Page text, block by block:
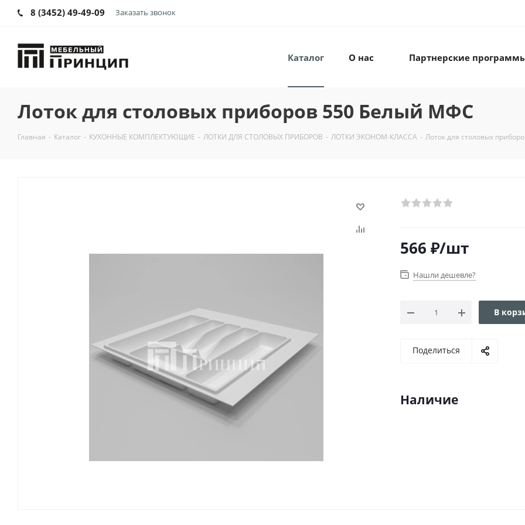
8 (3452) 49-49-09 Заказать звонок
Каталог О нас Партнерские
Лоток для столовых приборов 550 Белый МФС
Главная - Каталог - КУХОННЫЕ КОМПЛЕКТУЮЩИЕ - ЛОТКИ ДЛЯ СТОЛОВЫХ ПРИБОРОВ - ЛОТКИ ЭКОНОМ-КЛАССА - Лоток для столовых
566 ₽/шт
Нашли дешевле?
В
Поделиться
Наличие